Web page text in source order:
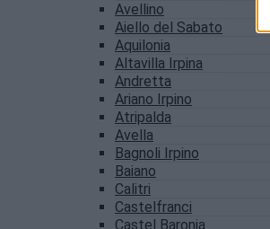
Avellino
Aiello del Sabato
Aquilonia
Altavilla Irpina
Andretta
Ariano Irpino
Atripalda
Avella
Bagnoli Irpino
Baiano
Calitri
Castelfranci
Castel Baronia